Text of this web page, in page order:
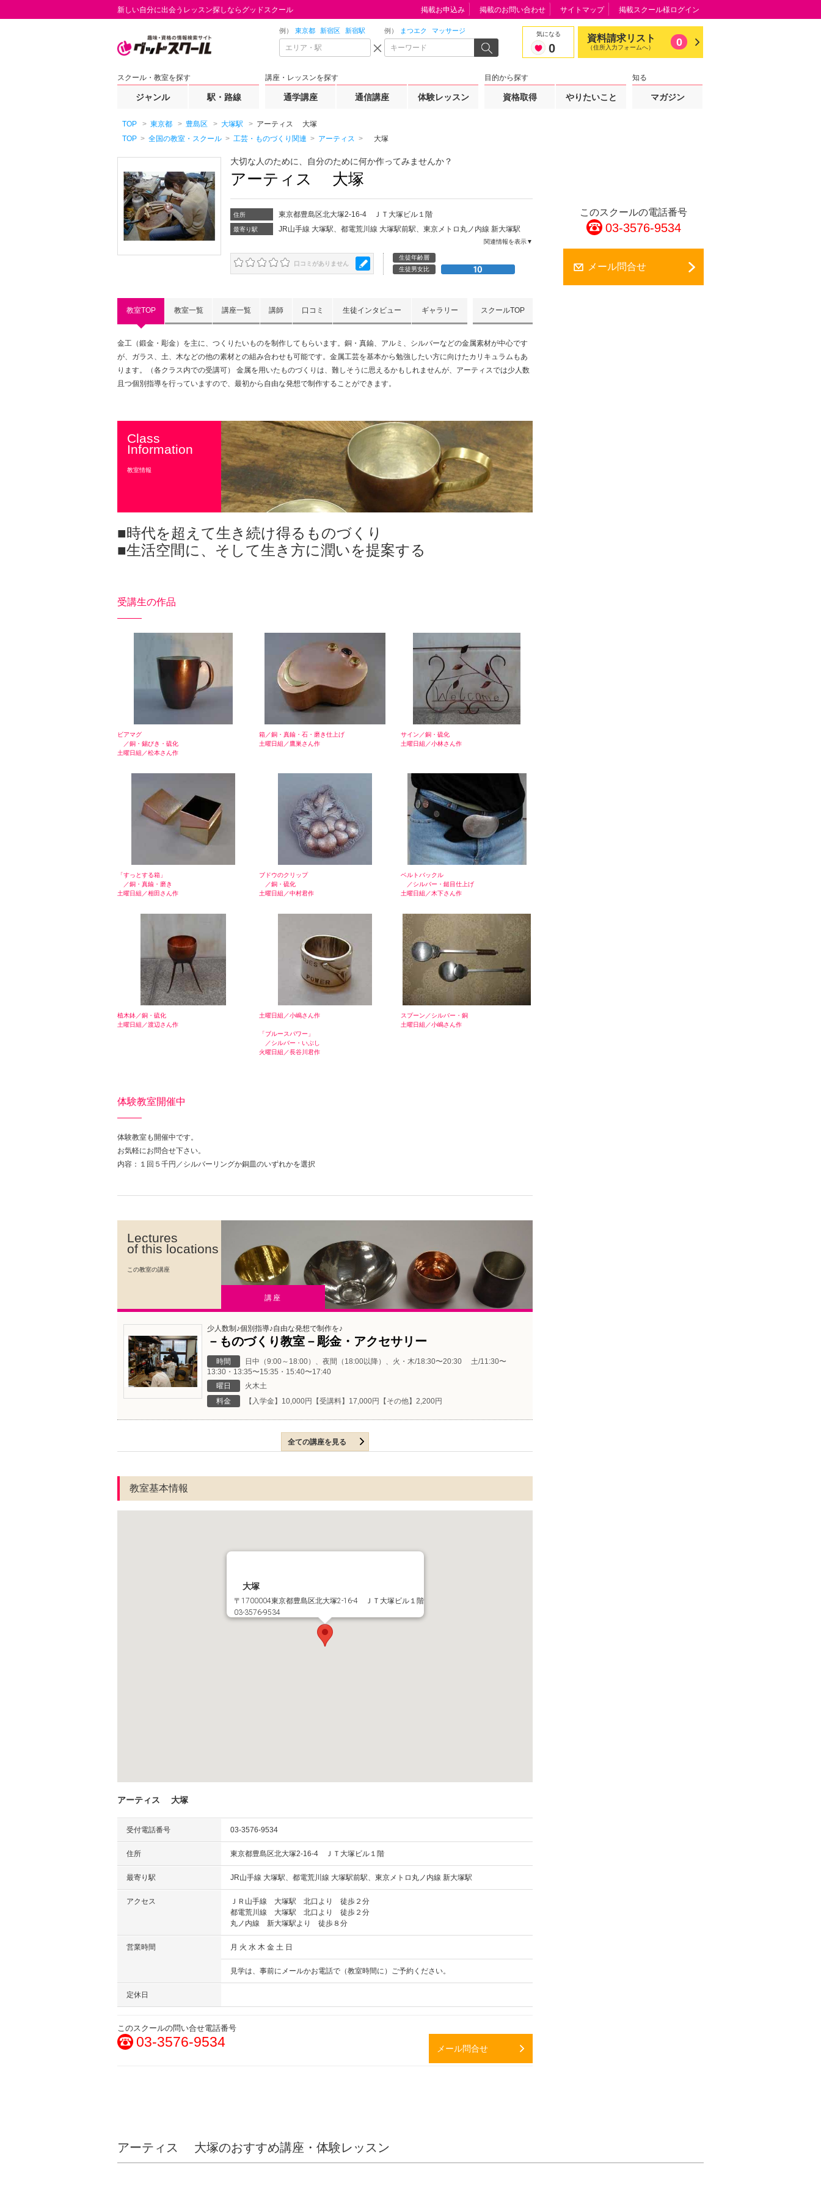
新しい自分に出会うレッスン探しならグッドスクール
例） 東京都 新宿区 新宿駅 例） まつエク マッサージ 気になる
0
資料請求リスト
（住所入力フォームへ） 0
スクール・教室を探す
ジャンル 駅・路線
講座・レッスンを探す
通学講座 通信講座 体験レッスン
目的から探す
資格取得 やりたいこと
知る
マガジン
掲載お申込み 掲載のお問い合わせ サイトマップ 掲載スクール様ログイン
TOP 東京都 豊島区 大塚駅
アーティス 大塚
TOP
全国の教室・スクール 工芸・ものづくり関連 アーティス 大塚
大切な人のために、自分のために何か作ってみませんか？
アーティス 大塚
住所 東京都豊島区北大塚2-16-4 ＪＴ大塚ビル１階
最寄り駅 JR山手線 大塚駅、都電荒川線 大塚駅前駅、東京メトロ丸ノ内線 新大塚駅
関連情報を表示▼
口コミがありません
生徒年齢層
生徒男女比
教室TOP 教室一覧 講座一覧 講師 口コミ 生徒インタビュー ギャラリー スクールTOP
金工（鍛金・彫金）を主に、つくりたいものを制作してもらいます。銅・真鍮、アルミ、シルバーなどの金属素材が中心です
が、ガラス、土、木などの他の素材との組み合わせも可能です。金属工芸を基本から勉強したい方に向けたカリキュラムもあ
ります。（各クラス内での受講可） 金属を用いたものづくりは、難しそうに思えるかもしれませんが、アーティスでは少人数
且つ個別指導を行っていますので、最初から自由な発想で制作することができます。
Class
Information
教室情報
■時代を超えて生き続け得るものづくり
■生活空間に、そして生き方に潤いを提案する
受講生の作品
ビアマグ
／銅・錫びき・硫化
土曜日組／松本さん作
箱／銅・真鍮・石・磨き仕上げ
土曜日組／鷹巣さん作
サイン／銅・硫化
土曜日組／小林さん作
「すっとする箱」
／銅・真鍮・磨き
土曜日組／相田さん作
ブドウのクリップ
／銅・硫化
土曜日組／中村君作
ベルトバックル
／シルバー・鎚目仕上げ
土曜日組／木下さん作
植木鉢／銅・硫化
土曜日組／渡辺さん作
土曜日組／小嶋さん作
「ブルースパワー」
／シルバー・いぶし
火曜日組／長谷川君作
スプーン／シルバー・銅
土曜日組／小嶋さん作
体験教室開催中
体験教室も開催中です。
お気軽にお問合せ下さい。
内容：１回５千円／シルバーリングか銅皿のいずれかを選択
Lectures
of this locations
この教室の講座
講座
少人数制♪個別指導♪自由な発想で制作を♪
－ものづくり教室－彫金・アクセサリー
時間
日中（9:00～18:00）、夜間（18:00以降）、火・木/18:30〜20:30 土/11:30〜
13:30・13:35〜15:35・15:40〜17:40
曜日
火木土
料金
【入学金】10,000円【受講料】17,000円【その他】2,200円
全ての講座を見る
教室基本情報
大塚
〒1700004東京都豊島区北大塚2-16-4 ＪＴ大塚ビル１階
03-3576-9534
アーティス 大塚
受付電話番号 03-3576-9534
住所 東京都豊島区北大塚2-16-4 ＪＴ大塚ビル１階
最寄り駅 JR山手線 大塚駅、都電荒川線 大塚駅前駅、東京メトロ丸ノ内線 新大塚駅
アクセス
ＪＲ山手線 大塚駅 北口より 徒歩２分
都電荒川線 大塚駅 北口より 徒歩２分
丸ノ内線 新大塚駅より 徒歩８分
営業時間 月 火 水 木 金 土 日
見学は、事前にメールかお電話で（教室時間に）ご予約ください。
定休日
このスクールの問い合せ電話番号
03-3576-9534 メール問合せ
このスクールの電話番号
03-3576-9534
メール問合せ
アーティス 大塚のおすすめ講座・体験レッスン